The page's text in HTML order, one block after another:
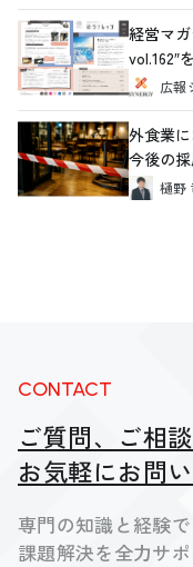
経営マ
vol.162″
広報
外食業
今後の
樋野
CONTACT
ご質問、ご相
お気軽にお問
専門の知識と経験で
課題解決を全力サ